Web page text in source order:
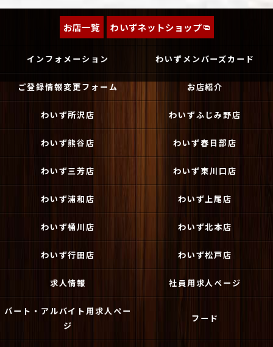
お店一覧 わいずネットショップ
インフォメーション わいずメンバーズカード
ご登録情報変更フォーム お店紹介
わいず所沢店 わいずふじみ野店
わいず熊谷店 わいず春日部店
わいず三芳店 わいず東川口店
わいず浦和店 わいず上尾店
わいず桶川店 わいず北本店
わいず行田店 わいず松戸店
求人情報 社員用求人ページ
パート・アルバイト用求人ペー
ジ
フード